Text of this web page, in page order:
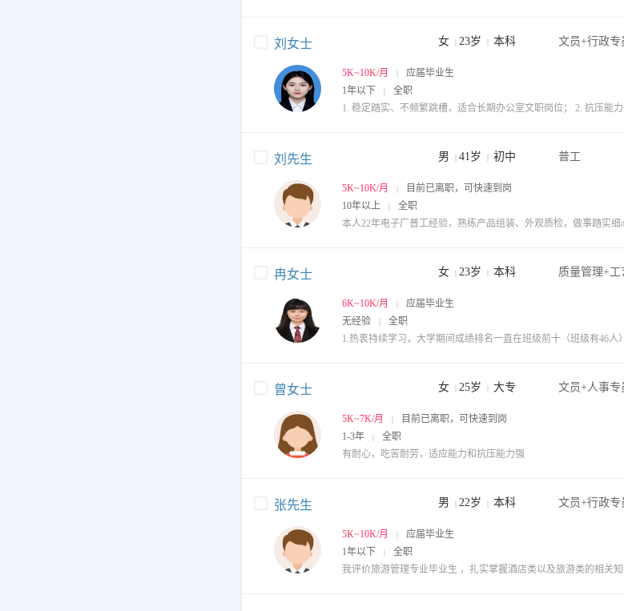
刘女士 女 | 23岁 | 本科 文员+行政专
5K~10K/月 |
应届毕业生
1年以下
|
全职
刘先生 男 | 41岁 | 初中 普工
5K~10K/月 |
目前已离职，可快速到岗
10年以上
|
全职
冉女士 女 | 23岁 | 本科
6K~10K/月 |
应届毕业生
无经验
|
全职
曾女士 女 | 25岁 | 大专 文员+人事专
5K~7K/月 |
目前已离职，可快速到岗
1-3年
|
全职
有耐心，吃苦耐劳，适应能力和抗压能力强
张先生 男 | 22岁 | 本科 文员+行政专
5K~10K/月 |
应届毕业生
1年以下
|
全职